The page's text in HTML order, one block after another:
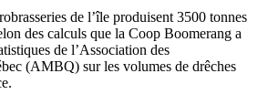
de l’île produisent 3500 tonnes
des calculs que la Coop Boomerang a
de l’Association des
(AMBQ) sur les volumes de drêches